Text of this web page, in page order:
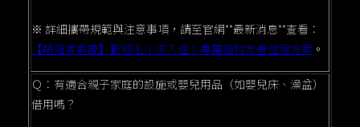
※ 詳細攜帶規範與注意事項，請至官網**最新消息**查看：
【萌寵渡假趣】歡迎毛小孩入住！專屬寵物友善住宿方案 。
Ｑ：有適合親子家庭的設施或嬰兒用品（如嬰兒床、澡盆）
借用嗎？